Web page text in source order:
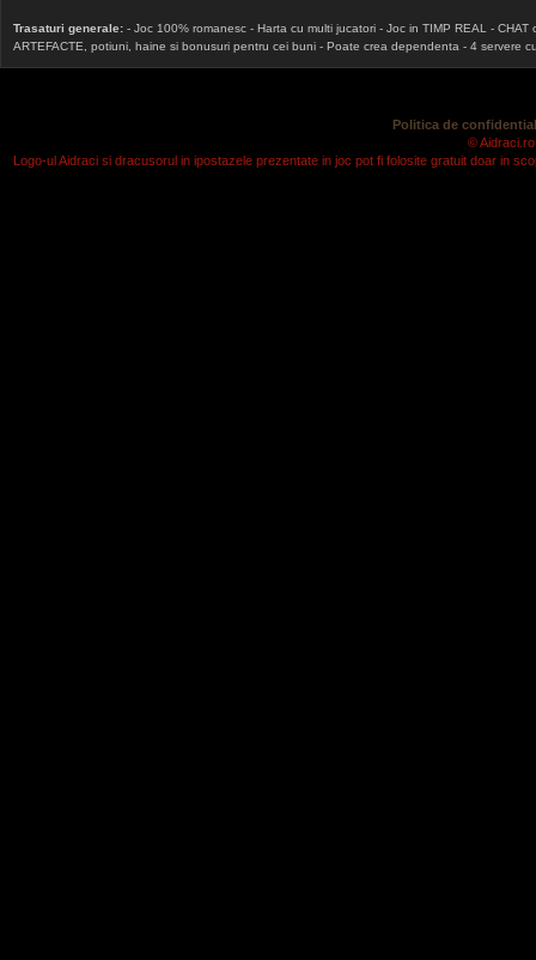
Trasaturi generale: - Joc 100% romanesc - Harta cu multi jucatori - Joc in TIMP REAL -
ARTEFACTE, potiuni, haine si bonusuri pentru cei buni - Poate crea dependenta - 4 servere
Politica de
©
Logo-ul Aidraci si dracusorul in ipostazele prezentate in joc pot fi folosite gratuit doar in